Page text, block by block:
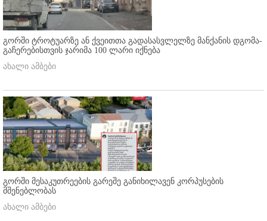
გორში ტროტუარზე ან ქვეითთა გადასასვლელზე მანქანის დგომა-
გაჩერებისთვის ჯარიმა 100 ლარი იქნება
ახალი ამბები
გორში მესაკუთრეების გარეშე განიხილავენ კორპუსების
მშენებლობას
ახალი ამბები